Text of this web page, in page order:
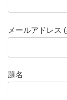
メールアドレス
題名